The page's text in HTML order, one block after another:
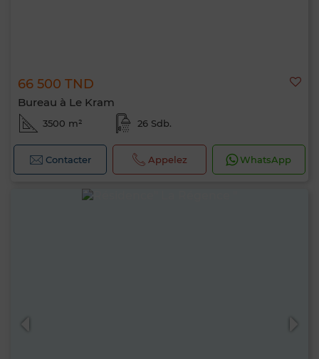
66 500 TND
Bureau à Le Kram
3500 m² 26 Sdb.
Contacter Appelez WhatsApp